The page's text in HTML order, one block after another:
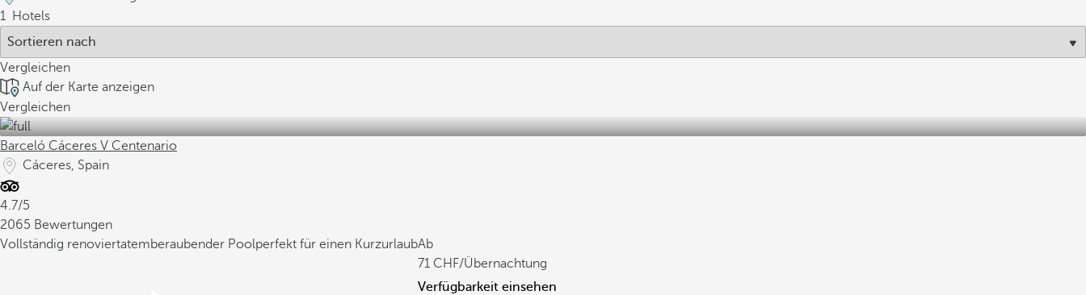
1 Hotels
Vergleichen
Auf der Karte anzeigen
Vergleichen
Barceló Cáceres V Centenario
Cáceres, Spain
4.7/5
2065 Bewertungen
Vollständig renoviertatemberaubender Poolperfekt für einen KurzurlaubAb
71
/Übernachtung
Verfügbarkeit einsehen